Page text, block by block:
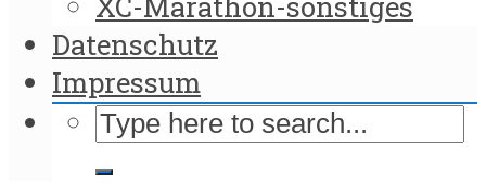
Datenschutz
Impressum